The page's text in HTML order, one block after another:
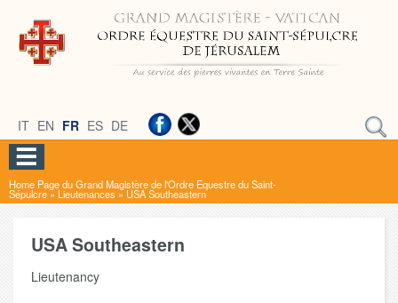
IT EN FR ES DE
Home Page du Grand Magistère de l'Ordre Equestre du Saint-
Sépulcre» Lieutenances »USA Southeastern
USA Southeastern
Lieutenancy